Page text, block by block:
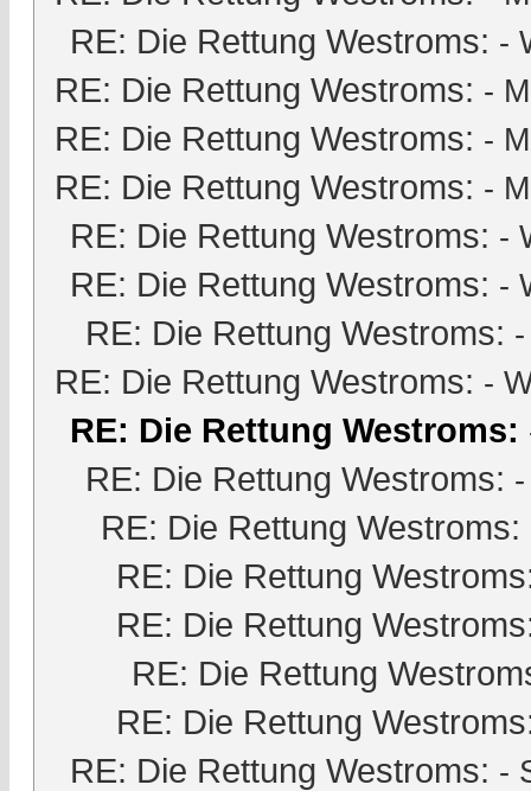
RE: Die Rettung Westroms: -
RE: Die Rettung Westroms: -
RE: Die Rettung Westroms: -
RE: Die Rettung Westroms: -
RE: Die Rettung Westroms: -
RE: Die Rettung Westroms: -
RE: Die Rettung Westroms:
RE: Die Rettung Westroms: -
RE: Die Rettung Westroms:
RE: Die Rettung Westroms:
RE: Die Rettung Westroms:
RE: Die Rettung
RE: Die Rettung
RE: Die Rettung
RE: Die Rettung
RE: Die Rettung Westroms: -